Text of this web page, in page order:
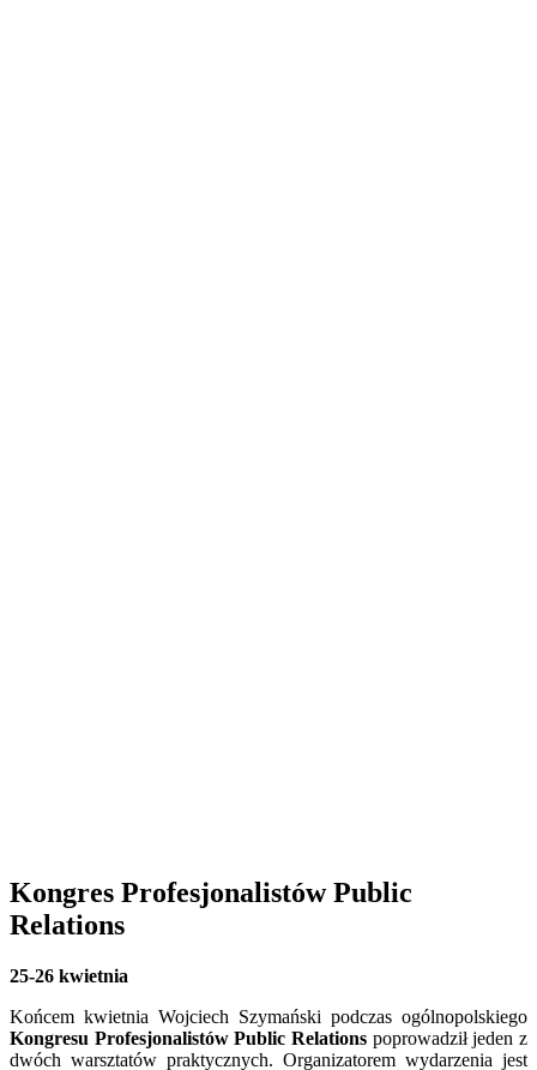
Kongres Profesjonalistów Public
Relations
25-26 kwietnia
Końcem kwietnia Wojciech Szymański podczas ogólnopolskiego
Kongresu Profesjonalistów Public Relations poprowadził jeden z
dwóch warsztatów praktycznych. Organizatorem wydarzenia jest